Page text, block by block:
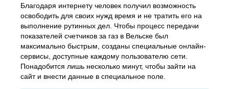
Благодаря интернету человек получил возможность
освободить для своих нужд время и не тратить его на
выполнение рутинных дел. Чтобы процесс передачи
показателей счетчиков за газ в Вельске был
максимально быстрым, созданы специальные онлайн-
сервисы, доступные каждому пользователю сети.
Понадобится лишь несколько минут, чтобы зайти на
сайт и внести данные в специальное поле.